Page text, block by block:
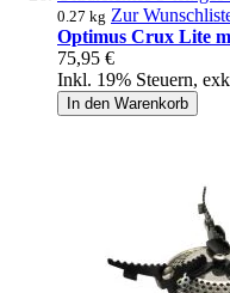
0.27 kg Zur
Optimus Crux Lite
75,95 €
Inkl. 19% Steuern,
In den Warenkorb